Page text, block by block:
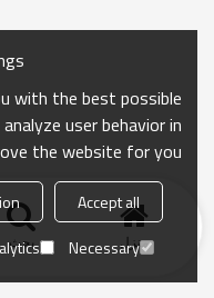
منزل بحث
with the best possible
user behavior in
the website for you.
Accept all
Necessary